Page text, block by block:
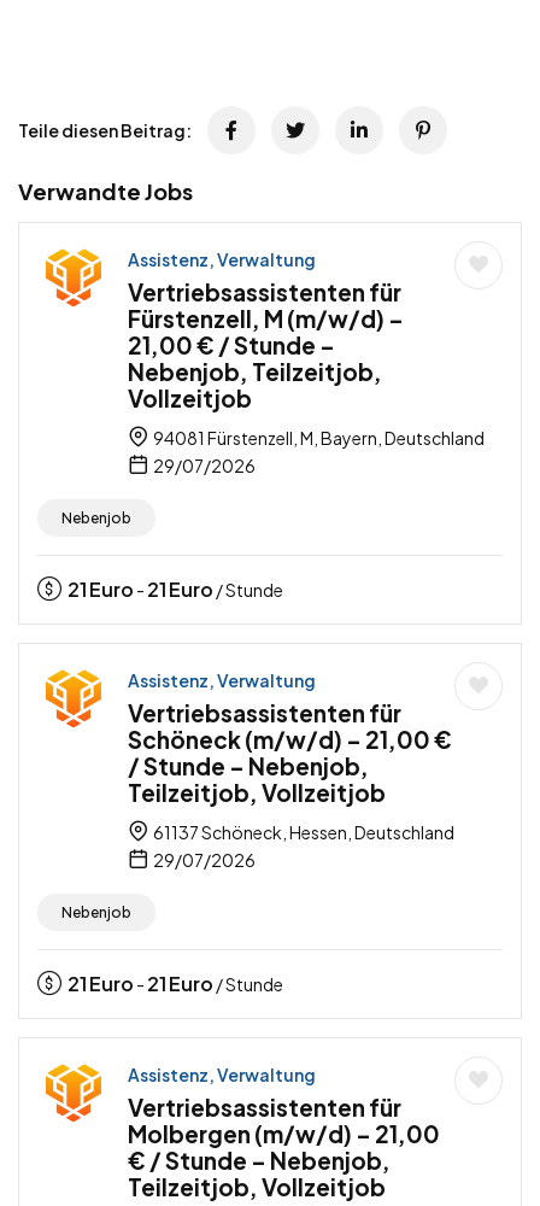
Teile diesen Beitrag:
Verwandte Jobs
Assistenz, Verwaltung
Vertriebsassistenten für
Fürstenzell, M (m/w/d) –
21,00 € / Stunde –
Nebenjob, Teilzeitjob,
Vollzeitjob
94081 Fürstenzell, M, Bayern, Deutschland
29/07/2026
Nebenjob
21Euro - 21Euro / Stunde
Assistenz, Verwaltung
Vertriebsassistenten für
Schöneck (m/w/d) – 21,00 €
/ Stunde – Nebenjob,
Teilzeitjob, Vollzeitjob
61137 Schöneck, Hessen, Deutschland
29/07/2026
Nebenjob
21Euro - 21Euro / Stunde
Assistenz, Verwaltung
Vertriebsassistenten für
Molbergen (m/w/d) – 21,00
€ / Stunde – Nebenjob,
Teilzeitjob, Vollzeitjob